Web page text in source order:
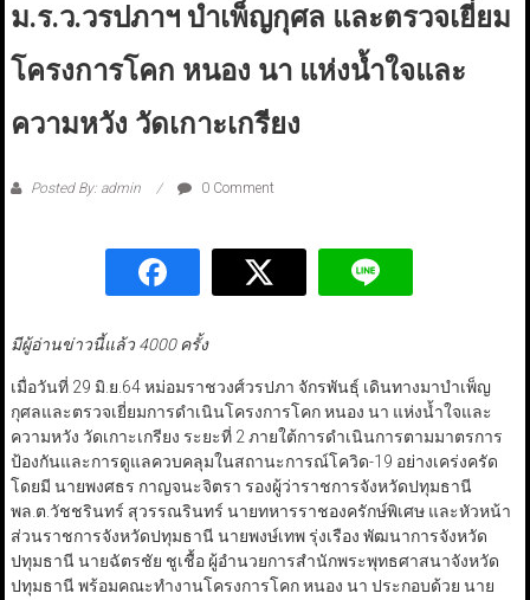
ม.ร.ว.วรปภาฯ บำเพ็ญกุศล และตรวจเยี่ยม
โครงการโคก หนอง นา แห่งน้ำใจและ
ความหวัง วัดเกาะเกรียง
Posted By: admin 0 Comment
มีผู้อ่านข่าวนี้แล้ว 4000 ครั้ง
เมื่อวันที่ 29 มิ.ย.64 หม่อมราชวงศ์วรปภา จักรพันธุ์ เดินทางมาบำเพ็ญ
กุศลและตรวจเยี่ยมการดำเนินโครงการโคก หนอง นา แห่งน้ำใจและ
ความหวัง วัดเกาะเกรียง ระยะที่ 2 ภายใต้การดำเนินการตามมาตรการ
ป้องกันและการดูแลควบคลุมในสถานะการณ์โควิด-19 อย่างเคร่งครัด
โดยมี นายพงศธร กาญจนะจิตรา รองผู้ว่าราชการจังหวัดปทุมธานี
พล.ต.วัชชรินทร์ สุวรรณรินทร์ นายทหารราชองครักษ์พิเศษ และหัวหน้า
ส่วนราชการจังหวัดปทุมธานี นายพงษ์เทพ รุ่งเรือง พัฒนาการจังหวัด
ปทุมธานี นายฉัตรชัย ชูเชื้อ ผู้อำนวยการสำนักพระพุทธศาสนาจังหวัด
ปทุมธานี พร้อมคณะทำงานโครงการโคก หนอง นา ประกอบด้วย นาย